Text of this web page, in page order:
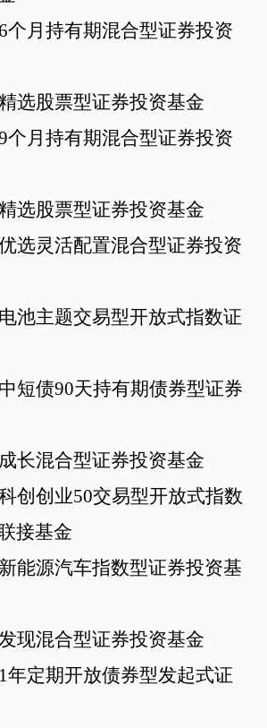
6个月持有期混合型证券投资
选股票型证券投资基金
个月持有期混合型证券投资
选股票型证券投资基金
选灵活配置混合型证券投资
池主题交易型开放式指数证
短债90天持有期债券型证券
长混合型证券投资基金
创创业50交易型开放式指数
接基金
能源汽车指数型证券投资基
现混合型证券投资基金
1年定期开放债券型发起式证